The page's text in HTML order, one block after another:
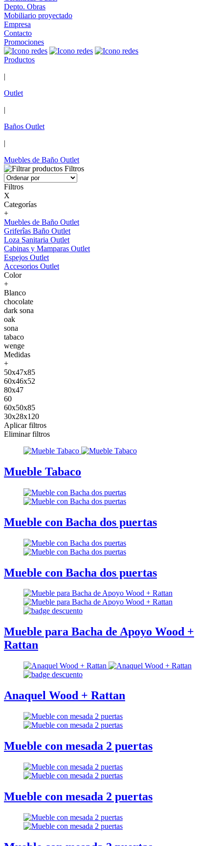
Depto. Obras
Mobiliario proyectado
Empresa
Contacto
Promociones
Productos
|
Outlet
|
Baños Outlet
|
Muebles de Baño Outlet
Filtros
Filtros
X
Categorías
+
Muebles de Baño Outlet
Griferîas Baño Outlet
Loza Sanitaria Outlet
Cabinas y Mamparas Outlet
Espejos Outlet
Accesorios Outlet
Color
+
Blanco
chocolate
dark sona
oak
sona
tabaco
wenge
Medidas
+
50x47x85
60x46x52
80x47
60
60x50x85
30x28x120
Aplicar filtros
Eliminar filtros
Mueble Tabaco
Mueble con Bacha dos puertas
Mueble con Bacha dos puertas
Mueble para Bacha de Apoyo Wood +
Rattan
Anaquel Wood + Rattan
Mueble con mesada 2 puertas
Mueble con mesada 2 puertas